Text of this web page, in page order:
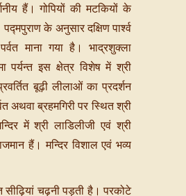
हैं। गोपियों की मटकियों के
के अनुसार दक्षिण पार्श्व
माना गया है। भाद्रशुक्ला
पर्यन्त इस क्षेत्र विशेष में श्री
बूढ़ी लीलाओं का प्रदर्शन
अथवा ब्रहमगिरी पर स्थित श्री
में श्री लाडिलीजी एवं श्री
हैं। मन्दिर विशाल एवं भव्य
सीढ़ियां चढ़नी पड़ती है। परकोटे